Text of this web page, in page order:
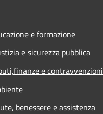
e formazione
e sicurezza pubblica
e contravvenzioni
benessere e assistenza